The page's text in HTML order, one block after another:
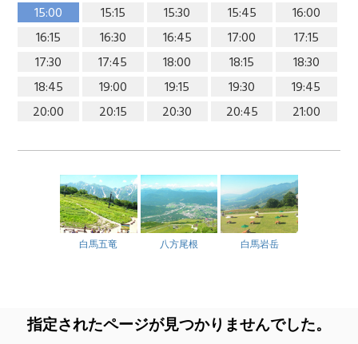
15:00
15:15 15:30 15:45
16:00
16:15
16:30 16:45 17:00
17:15
17:30
17:45 18:00 18:15
18:30
18:45
19:00 19:15 19:30
19:45
20:00
20:15 20:30 20:45 21:00
白馬五竜 八方尾根 白馬岩岳